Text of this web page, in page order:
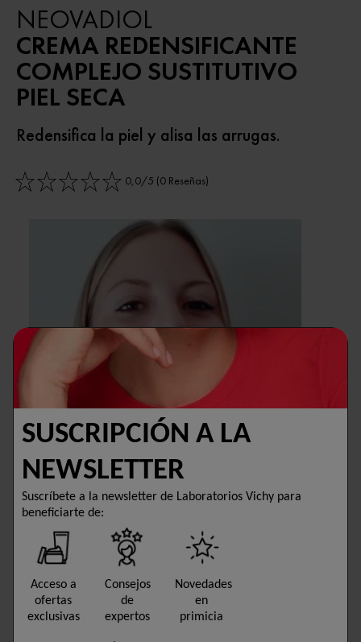
NEOVADIOL
CREMA REDENSIFICANTE
COMPLEJO SUSTITUTIVO
PIEL SECA
Redensifica la piel y alisa las arrugas.
0,0/5 (0 Reseñas)
SUSCRIPCIÓN A LA
NEWSLETTER
Suscríbete a la newsletter de Laboratorios Vichy para
beneficiarte de:
Acceso a
ofertas
exclusivas
Consejos
de
expertos
Novedades
en
primicia